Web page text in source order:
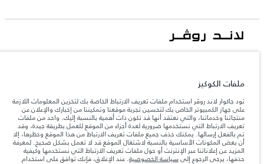
تعكس الأوزان المذكورة مواصفات السيارة القياسية. سوف تؤثر الإكسسوارات وغيرها من
والحد الأقصى لأحمال المحور عند تحميل السيارة بالإكسسوارات والركاب والسوائل والوقود
والحمولة.
المعلومات والمواصفات والأسعار والألوان المذكورة على هذا الموقع قد تختلف من بلد إلى
آخر، كما أنّها قد تتغير بدون إشعار مسبق. الرجاء التواصل مع وكيلنا المحلي للتأكد من توفّرها
والتحقق من الأسعار.
ملفات الكوكيز
تود جاكوار لاند روڤر استخدام ملفات تعريف الارتباط الخاصة بك لتخزين المعلومات اللازمة
على جهاز الكمبيوتر الخاص بك لتحسين تجربة موقعنا وتمكيننا من إخبارك والإعلان عن
منتجاتنا وخدماتنا، والتي نعتقد أنها قد تكون ذات أهمية بالنسبة إليك. واحد من ملفات
تعريف الارتباط التي نستخدمها ضرورية لعدة أجزاء من الموقع للعمل بطريقة جيدة، وقد
تم بالفعل إرسالها. يمكنك حذف جميع ملفات تعريف الارتباط من هذا الموقع وحظرها، إلا
أن بعض المكونات الأساسية بالنسبة لاشتغال الموقع قد لا تعمل بشكل صحيح. لمعرفة
المزيد عن إعلاناتنا عبر الإنترنت أو حول ملفات تعريف الارتباط التي نستخدمها وكيفية
حذفها، يرجى الرجوع إلى سياسة الخصوصية. عند الإغلاق، فإنك توافق على استخدام